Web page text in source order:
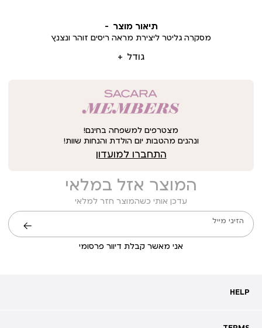
תיאור מוצר
גודל
מסקרה גליטר ליצירת מראה ריסים זוהר ונצנץ
מצטרפים למשפחה בחינם!
ונהנים מהטבות יום הולדת והנחות שוות!
התחברו למועדון
המוצר אזל במלאי
עדכן אותי כשהמוצר חזר למלאי
הזיני מייל
אני מאשר קבלת דיוור פרסומי
שליחה
HELP
HELP
שאלות ותשובות